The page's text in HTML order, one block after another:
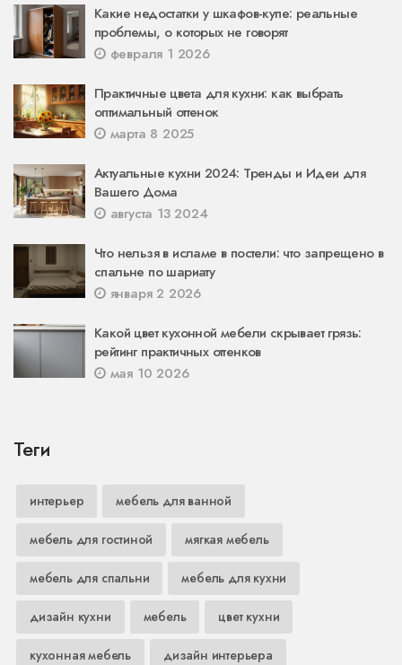
Какие недостатки у шкафов-купе: реальные
проблемы, о которых не говорят
февраля 1 2026
Практичные цвета для кухни: как выбрать
оптимальный оттенок
марта 8 2025
Актуальные кухни 2024: Тренды и Идеи для
Вашего Дома
августа 13 2024
Что нельзя в исламе в постели: что запрещено в
спальне по шариату
января 2 2026
Какой цвет кухонной мебели скрывает грязь:
рейтинг практичных оттенков
мая 10 2026
Теги
интерьер мебель для ванной
мебель для гостиной мягкая мебель
мебель для спальни мебель для кухни
дизайн кухни мебель цвет кухни
кухонная мебель дизайн интерьера